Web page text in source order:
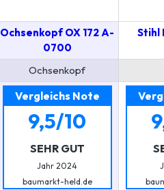
Ochsenkopf OX 172 A-
0700
Stihl
Ochsenkopf
Vergleichs Note
9,5/10
SEHR GUT
Jahr 2024
baumarkt-held.de